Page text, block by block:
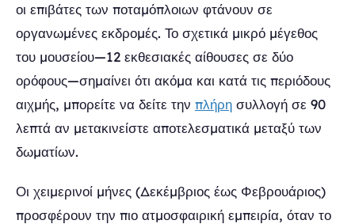
οι επιβάτες των ποταμόπλοιων φτάνουν σε
οργανωμένες εκδρομές. Το σχετικά μικρό μέγεθος
του μουσείου—12 εκθεσιακές αίθουσες σε δύο
ορόφους—σημαίνει ότι ακόμα και κατά τις περιόδους
αιχμής, μπορείτε να δείτε την πλήρη συλλογή σε 90
λεπτά αν μετακινείστε αποτελεσματικά μεταξύ των
δωματίων.
Οι χειμερινοί μήνες (Δεκέμβριος έως Φεβρουάριος)
προσφέρουν την πιο ατμοσφαιρική εμπειρία, όταν το